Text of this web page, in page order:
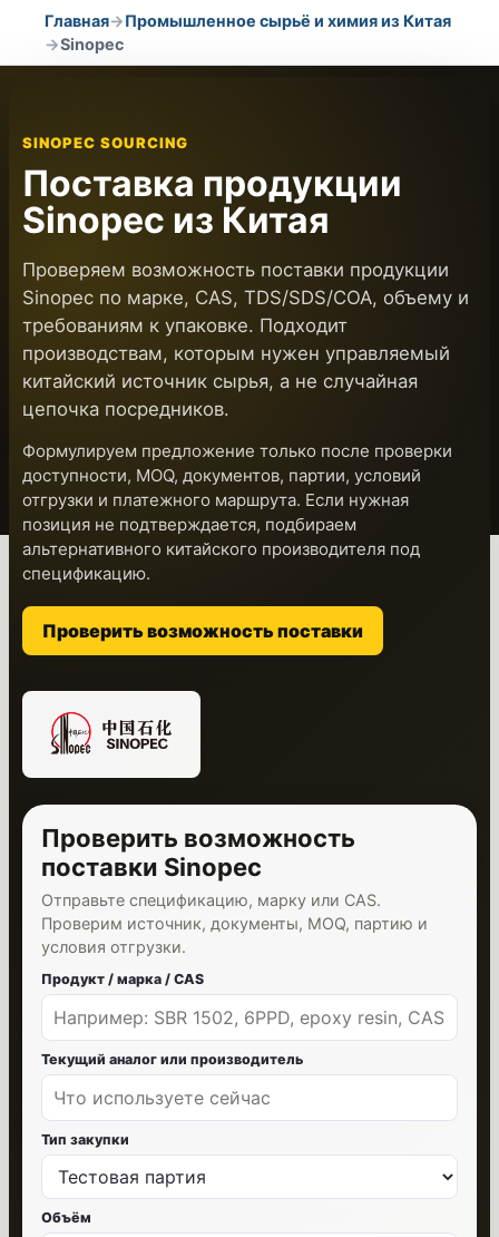
Главная→Промышленное сырьё и химия из Китая
→Sinopec
SINOPEC SOURCING
Поставка продукции
Sinopec из Китая
Проверяем возможность поставки продукции
Sinopec по марке, CAS, TDS/SDS/COA, объему и
требованиям к упаковке. Подходит
производствам, которым нужен управляемый
китайский источник сырья, а не случайная
цепочка посредников.
Формулируем предложение только после проверки
доступности, MOQ, документов, партии, условий
отгрузки и платежного маршрута. Если нужная
позиция не подтверждается, подбираем
альтернативного китайского производителя под
спецификацию.
Проверить возможность поставки
Проверить возможность
поставки Sinopec
Отправьте спецификацию, марку или CAS.
Проверим источник, документы, MOQ, партию и
условия отгрузки.
Продукт / марка / CAS
Текущий аналог или производитель
Тип закупки
Объём